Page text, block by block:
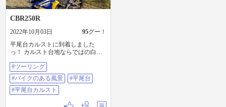
CBR250R
2022年10月03日 95グー！
平尾台カルストに到着しました
っ！ カルスト台地ならではの白い
も関わらず、緑に覆われた山々が
自然の美しさを表していて、心が
洗われるような気持ちになりまし
た。 10月になっても まだ若干、温
が、自然を満喫しながら旅を楽し
#ツーリング
#バイクのある風景
#平尾台
#平尾台カルスト